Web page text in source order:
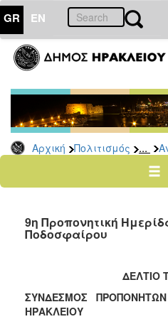
GR EN
Αρχική Πολιτισμός ...
ΠΟΛΙΤΙΣΜΟΣ
Ποδήλατα
ΤΟΠΟΣ
ΔΗΜΟΣ
9η Προπονητική
Ποδοσφαίρου
ΔΕΛΤΙΟ
ΣΥΝΔΕΣΜΟΣ ΠΡΟΠΟΝΗΤΩΝ
ΗΡΑΚΛΕΙΟΥ